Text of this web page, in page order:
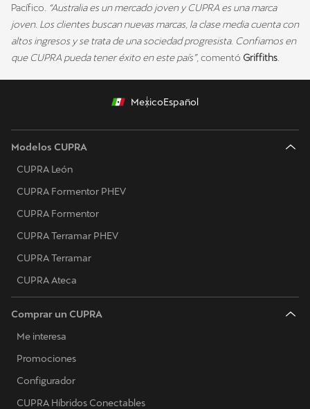
Pacífico. “Australia es un mercado joven y CUPRA es una marca
joven. Los clientes buscan nuevas marcas, la clase media cuenta con
altos ingresos y se trata de una sociedad progresista. Confiamos en
que CUPRA pueda tener éxito en este país”, comentó Griffiths
MexicoEspañol
Modelos CUPRA
CUPRA León
CUPRA Formentor PHEV
CUPRA Formentor
CUPRA Terramar PHEV
CUPRA Terramar
CUPRA Ateca
Comprar un CUPRA
Me interesa
Promociones
Configurador
CUPRA Híbridos Conectables